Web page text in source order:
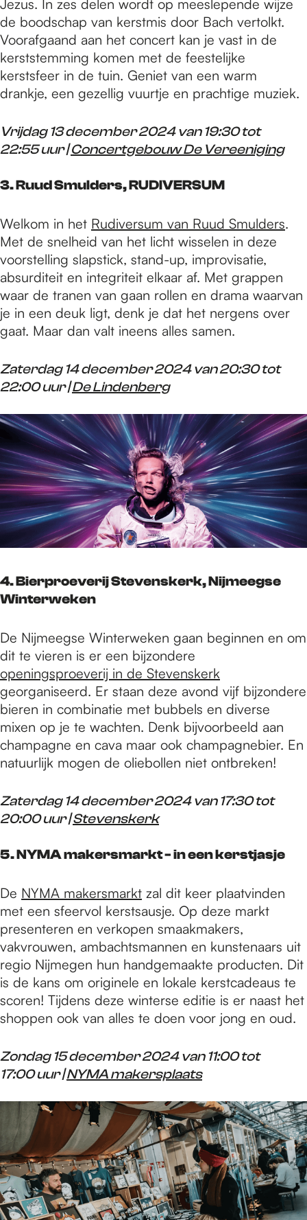
Jezus. In zes delen wordt op meeslepende wijze
de boodschap van kerstmis door Bach vertolkt.
Voorafgaand aan het concert kan je vast in de
kerststemming komen met de feestelijke
kerstsfeer in de tuin. Geniet van een warm
drankje, een gezellig vuurtje en prachtige muziek.
Vrijdag 13 december 2024 van 19:30 tot
22:55 uur |Concertgebouw De Vereeniging
3. Ruud Smulders, RUDIVERSUM
Welkom in het Rudiversum van Ruud Smulders.
Met de snelheid van het licht wisselen in deze
voorstelling slapstick, stand-up, improvisatie,
absurditeit en integriteit elkaar af. Met grappen
waar de tranen van gaan rollen en drama waarvan
je in een deuk ligt, denk je dat het nergens over
gaat. Maar dan valt ineens alles samen.
Zaterdag 14 december 2024 van 20:30 tot
22:00 uur |De Lindenberg
4. Bierproeverij Stevenskerk, Nijmeegse
Winterweken
De Nijmeegse Winterweken gaan beginnen en om
dit te vieren is er een bijzondere
openingsproeverij in de Stevenskerk
georganiseerd. Er staan deze avond vijf bijzondere
bieren in combinatie met bubbels en diverse
mixen op je te wachten. Denk bijvoorbeeld aan
champagne en cava maar ook champagnebier. En
natuurlijk mogen de oliebollen niet ontbreken!
Zaterdag 14 december 2024 van 17:30 tot
20:00 uur |Stevenskerk
5. NYMA makersmarkt - in een kerstjasje
De NYMA makersmarkt zal dit keer plaatvinden
met een sfeervol kerstsausje. Op deze markt
presenteren en verkopen smaakmakers,
vakvrouwen, ambachtsmannen en kunstenaars uit
regio Nijmegen hun handgemaakte producten. Dit
is de kans om originele en lokale kerstcadeaus te
scoren! Tijdens deze winterse editie is er naast het
shoppen ook van alles te doen voor jong en oud.
Zondag 15 december 2024 van 11:00 tot
17:00 uur |NYMA makersplaats